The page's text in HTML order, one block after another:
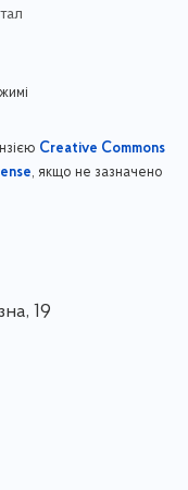
Creative Commons
, якщо не зазначено
19